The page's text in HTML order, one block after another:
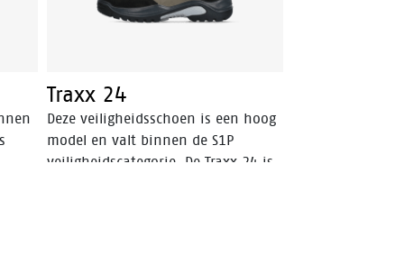
Traxx 24
Deze veiligheidsschoen is een hoog
model en valt binnen de S1P
veiligheidscategorie. De Traxx 24 is